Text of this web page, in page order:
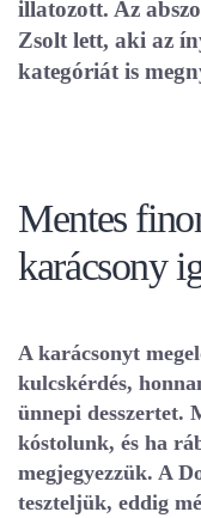
illatozott. Az
Zsolt lett, aki az
kategóriát is
Mentes
karácsony
A karácsonyt
kulcskérdés,
ünnepi desszertet.
kóstolunk, és ha
megjegyezzük. A
teszteljük, eddig